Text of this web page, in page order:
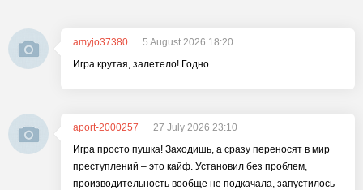
amyjo37380
5 August 2026 18:20
Игра крутая, залетело! Годно.
aport-2000257
27 July 2026 23:10
Игра просто пушка! Заходишь, а сразу переносят в мир
преступлений – это кайф. Установил без проблем,
производительность вообще не подкачала, запустилось